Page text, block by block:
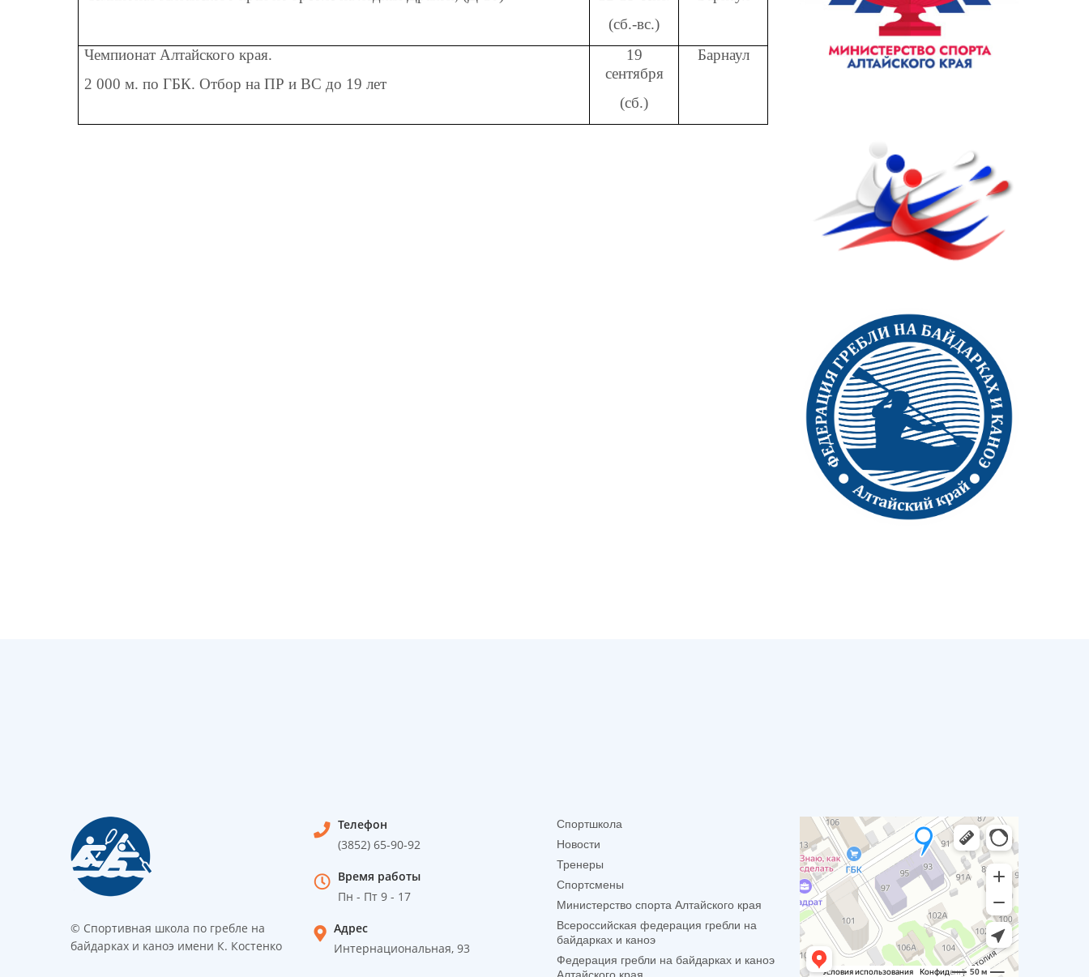
(сб.-вс.)
Чемпионат Алтайского края.
2 000 м. по ГБК. Отбор на ПР и ВС до 19 лет
19
сентября
(сб.)
Барнаул
© Спортивная школа по гребле на
байдарках и каноэ имени К. Костенко
Телефон
(3852) 65-90-92
Время работы
Пн - Пт 9 - 17
Адрес
Интернациональная, 93
Спортшкола
Новости
Тренеры
Спортсмены
Министерство спорта Алтайского края
Всероссийская федерация гребли на
байдарках и каноэ
Федерация гребли на байдарках и каноэ